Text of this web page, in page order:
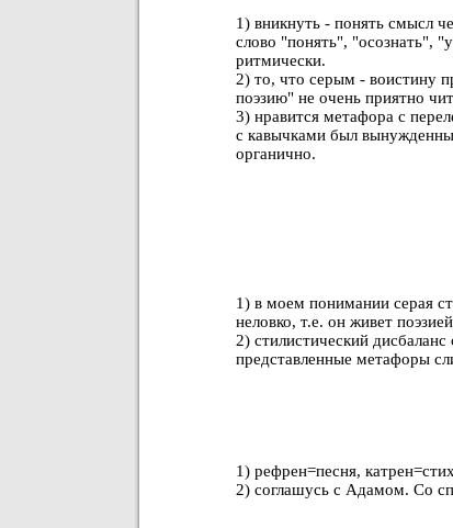
1) вникнуть - понять смысл
слово "понять", "осознать",
ритмически.
2) то, что серым - воистину
поэзию" не очень приятно
3) нравится метафора с
с кавычками был
органично.
1) в моем понимании серая
неловко, т.е. он живет
2) стилистический
представленные метафоры
1) рефрен=песня,
2) соглашусь с Адамом. Со